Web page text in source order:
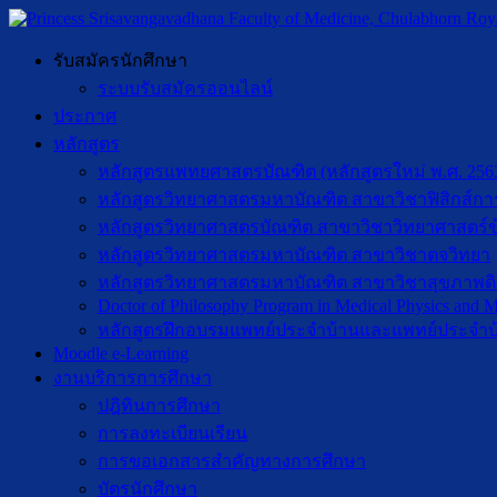
รับสมัครนักศึกษา
ระบบรับสมัครออนไลน์
ประกาศ
หลักสูตร
หลักสูตรแพทยศาสตรบัณฑิต (หลักสูตรใหม่ พ.ศ.
หลักสูตรวิทยาศาสตรมหาบัณฑิต สาขาวิชาฟิสิกส์ก
หลักสูตรวิทยาศาสตรบัณฑิต สาขาวิชาวิทยาศาสต
หลักสูตรวิทยาศาสตรมหาบัณฑิต สาขาวิชาตจวิทยา
หลักสูตรวิทยาศาสตรมหาบัณฑิต สาขาวิชาสุขภาพดิ
Doctor of Philosophy Program in Medical Physics and
หลักสูตรฝึกอบรมแพทย์ประจำบ้านและแพทย์ประจำ
Moodle e-Learning
งานบริการการศึกษา
ปฎิทินการศึกษา
การลงทะเบียนเรียน
การขอเอกสารสำคัญทางการศึกษา
บัตรนักศึกษา